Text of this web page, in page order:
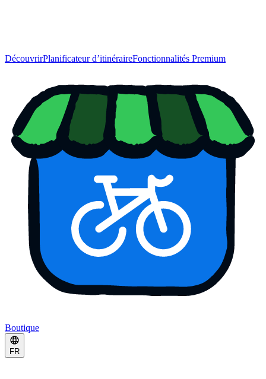
DécouvrirPlanificateur d’itinéraireFonctionnalités Premium
Boutique
FR